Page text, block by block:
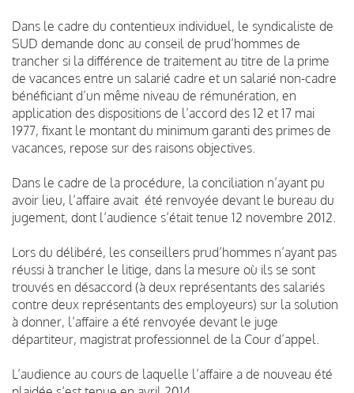
Dans le cadre du contentieux individuel, le syndicaliste de
SUD demande donc au conseil de prud’hommes de
trancher si la différence de traitement au titre de la prime
de vacances entre un salarié cadre et un salarié non-cadre
bénéficiant d’un même niveau de rémunération, en
application des dispositions de l’accord des 12 et 17 mai
1977, fixant le montant du minimum garanti des primes de
vacances, repose sur des raisons objectives.
Dans le cadre de la procédure, la conciliation n’ayant pu
avoir lieu, l’affaire avait été renvoyée devant le bureau du
jugement, dont l’audience s’était tenue 12 novembre 2012.
Lors du délibéré, les conseillers prud’hommes n’ayant pas
réussi à trancher le litige, dans la mesure où ils se sont
trouvés en désaccord (à deux représentants des salariés
contre deux représentants des employeurs) sur la solution
à donner, l’affaire a été renvoyée devant le juge
départiteur, magistrat professionnel de la Cour d’appel.
L’audience au cours de laquelle l’affaire a de nouveau été